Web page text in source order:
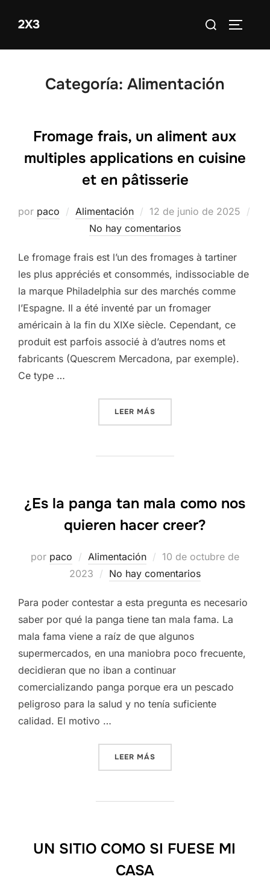
2X3 Buscar:
Categoría: Alimentación
Fromage frais, un aliment aux
multiples applications en cuisine
et en pâtisserie
por paco Alimentación
Publicado
el
12 de junio de 2025
No hay comentarios
Le fromage frais est l’un des fromages à tartiner
les plus appréciés et consommés, indissociable de
la marque Philadelphia sur des marchés comme
l’Espagne. Il a été inventé par un fromager
américain à la fin du XIXe siècle. Cependant, ce
produit est parfois associé à d’autres noms et
fabricants (Quescrem Mercadona, par exemple).
Ce type …
LEER MÁS
¿Es la panga tan mala como nos
quieren hacer creer?
por paco Alimentación
Publicado
el
10 de octubre de
2023
No hay comentarios
Para poder contestar a esta pregunta es necesario
saber por qué la panga tiene tan mala fama. La
mala fama viene a raíz de que algunos
supermercados, en una maniobra poco frecuente,
decidieran que no iban a continuar
comercializando panga porque era un pescado
peligroso para la salud y no tenía suficiente
calidad. El motivo …
LEER MÁS
UN SITIO COMO SI FUESE MI
CASA